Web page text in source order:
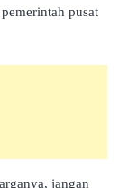
pusat
jangan